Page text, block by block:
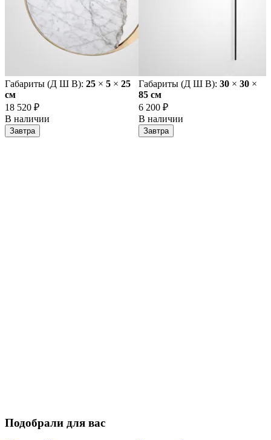
Габариты (Д Ш В): 25 × 5 × 25
cм
18 520 ₽
В наличии
Завтра
Габариты (Д Ш В): 30 × 30 ×
85 cм
6 200 ₽
В наличии
Завтра
Подобрали для вас